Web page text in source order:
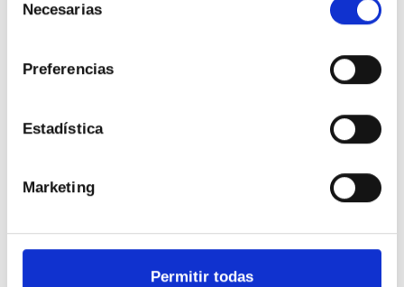
Necesarias
Preferencias
Estadística
Marketing
Permitir todas
lo cual realizamos un completo y detallado